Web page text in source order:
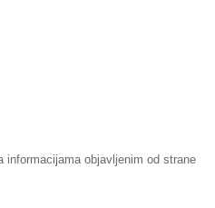
informacijama objavljenim od strane